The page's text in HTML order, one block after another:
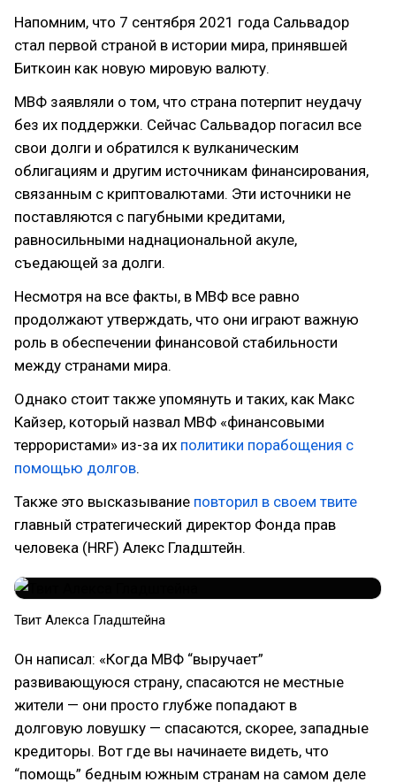
Напомним, что 7 сентября 2021 года Сальвадор
стал первой страной в истории мира, принявшей
Биткоин как новую мировую валюту.
МВФ заявляли о том, что страна потерпит неудачу
без их поддержки. Сейчас Сальвадор погасил все
свои долги и обратился к вулканическим
облигациям и другим источникам финансирования,
связанным с криптовалютами. Эти источники не
поставляются с пагубными кредитами,
равносильными наднациональной акуле,
съедающей за долги.
Несмотря на все факты, в МВФ все равно
продолжают утверждать, что они играют важную
роль в обеспечении финансовой стабильности
между странами мира.
Однако стоит также упомянуть и таких, как Макс
Кайзер, который назвал МВФ «финансовыми
террористами» из-за их политики порабощения с
помощью долгов.
Также это высказывание повторил в своем твите
главный стратегический директор Фонда прав
человека (HRF) Алекс Гладштейн.
Твит Алекса Гладштейна
Он написал: «Когда МВФ “выручает”
развивающуюся страну, спасаются не местные
жители — они просто глубже попадают в
долговую ловушку — спасаются, скорее, западные
кредиторы. Вот где вы начинаете видеть, что
“помощь” бедным южным странам на самом деле